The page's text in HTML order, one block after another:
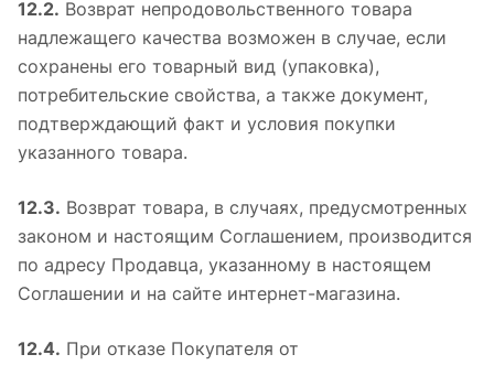
12.2. Возврат непродовольственного товара
надлежащего качества возможен в случае, если
сохранены его товарный вид (упаковка),
потребительские свойства, а также документ,
подтверждающий факт и условия покупки
указанного товара.
12.3. Возврат товара, в случаях, предусмотренных
законом и настоящим Соглашением, производится
по адресу Продавца, указанному в настоящем
Соглашении и на сайте интернет-магазина.
12.4. При отказе Покупателя от